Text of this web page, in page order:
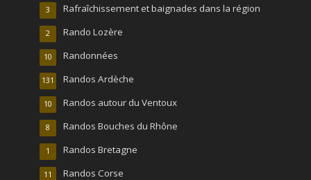
Rafraîchissement et baignades dans la région
3
Rando Lozère
2
Randonnées
10
Randos Ardèche
131
Randos autour du Ventoux
10
Randos Bouches du Rhône
8
Randos Bretagne
1
Randos Corse
11